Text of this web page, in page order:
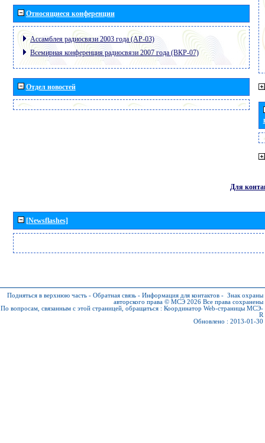
Относящиеся конференции
Ассамблея радиосвязи 2003 года (АР-03)
Всемирная конференция радиосвязи 2007 года (ВКР-07)
Отдел новостей
Для
[Newsflashes]
Подняться в верхнюю часть - Обратная связь - Информация для контактов - Знак охраны
авторского права © МСЭ 2026 Все права сохранены
По вопросам, связанным с этой страницей, обращаться : Координатор Web-страницы МСЭ-
R
Обновлено : 2013-01-30